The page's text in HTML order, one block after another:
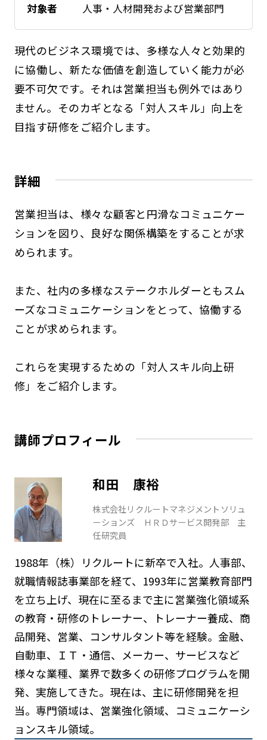
対象者
人事・人材開発および営業部門
現代のビジネス環境では、多様な人々と効果的
に協働し、新たな価値を創造していく能力が必
要不可欠です。それは営業担当も例外ではあり
ません。そのカギとなる「対人スキル」向上を
目指す研修をご紹介します。
詳細
営業担当は、様々な顧客と円滑なコミュニケー
ションを図り、良好な関係構築をすることが求
められます。
また、社内の多様なステークホルダーともスム
ーズなコミュニケーションをとって、協働する
ことが求められます。
これらを実現するための「対人スキル向上研
修」をご紹介します。
講師プロフィール
和田 康裕
株式会社リクルートマネジメントソリュ
ーションズ ＨＲＤサービス開発部 主
任研究員
1988年（株）リクルートに新卒で入社。人事部、
就職情報誌事業部を経て、1993年に営業教育部門
を立ち上げ、現在に至るまで主に営業強化領域系
の教育・研修のトレーナー、トレーナー養成、商
品開発、営業、コンサルタント等を経験。金融、
自動車、ＩＴ・通信、メーカー、サービスなど
様々な業種、業界で数多くの研修プログラムを開
発、実施してきた。現在は、主に研修開発を担
当。専門領域は、営業強化領域、コミュニケーシ
ョンスキル領域。